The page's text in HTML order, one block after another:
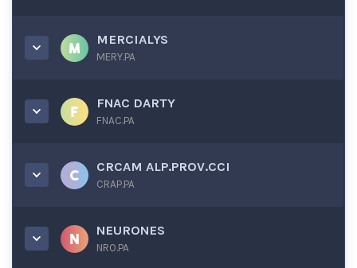
MERCIALYS
MERY.PA
FNAC DARTY
FNAC.PA
CRCAM ALP.PROV.CCI
CRAP.PA
NEURONES
NRO.PA